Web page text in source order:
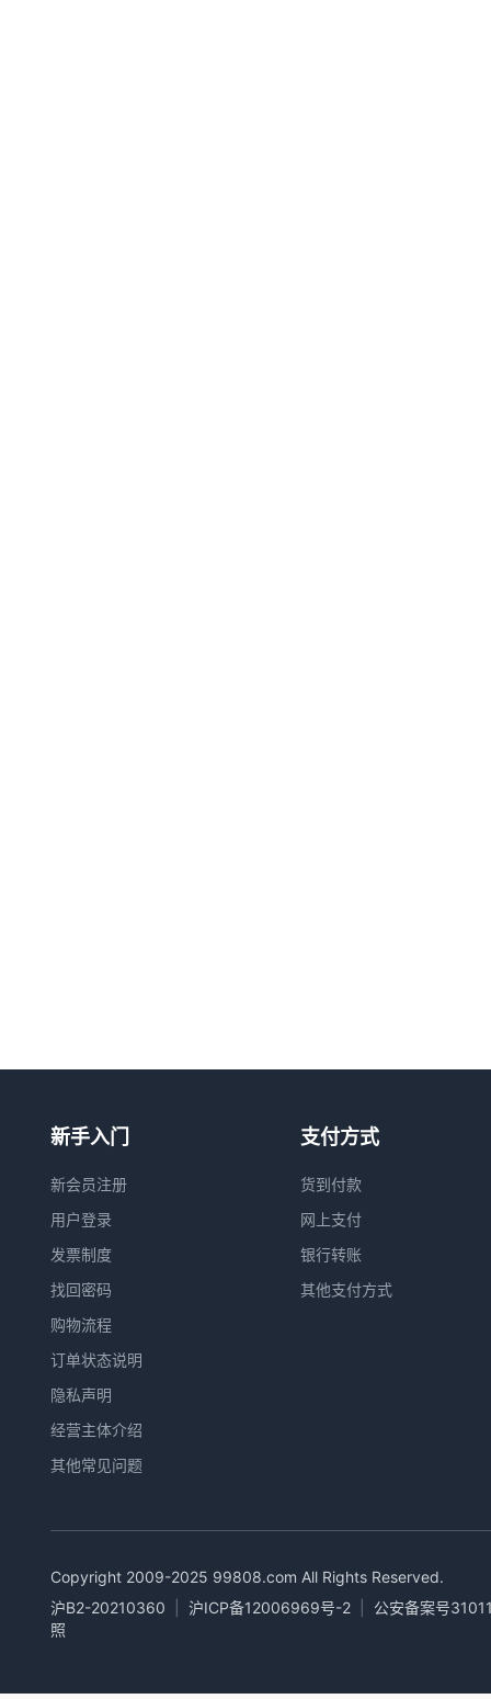
新手入门
新会员注册
用户登录
发票制度
找回密码
购物流程
订单状态说明
隐私声明
经营主体介绍
其他常见问题
支付方式
货到付款
网上支付
银行转账
其他支付方式
Copyright 2009-2025 99808.com All Rights Reserved.
沪B2-20210360
沪ICP备12006969号-2
公安备案号
照